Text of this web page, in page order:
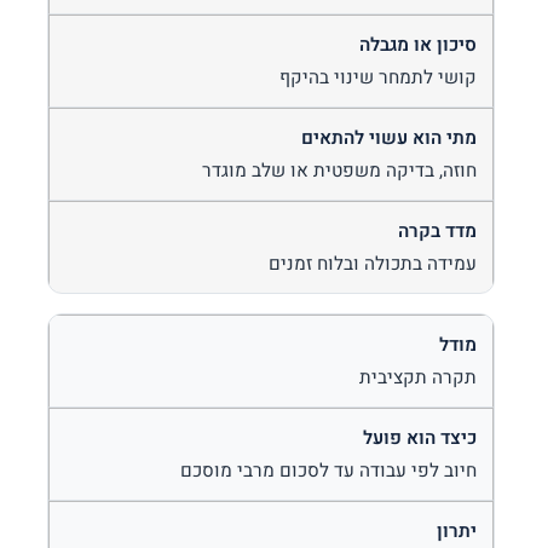
קושי לתמחר שינוי בהיקף
חוזה, בדיקה משפטית או שלב מוגדר
עמידה בתכולה ובלוח זמנים
תקרה תקציבית
חיוב לפי עבודה עד לסכום מרבי מוסכם